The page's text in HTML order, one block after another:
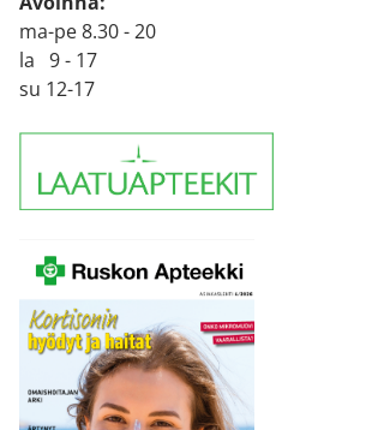
ma-pe 8.30 - 20
la 9 - 17
su 12-17